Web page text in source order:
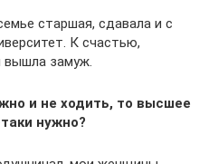
старшая, сдавала и с
К счастью,
вышла замуж.
и не ходить, то высшее
нужно?